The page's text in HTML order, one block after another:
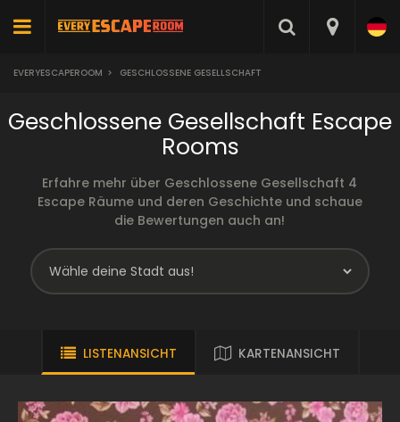
EVERYESCAPEROOM > GESCHLOSSENE GESELLSCHAFT
Geschlossene Gesellschaft Escape
Rooms
Erfahre mehr über Geschlossene Gesellschaft 4
Escape Räume und deren Geschichte und schaue
die Bewertungen auch an!
LISTENANSICHT KARTENANSICHT